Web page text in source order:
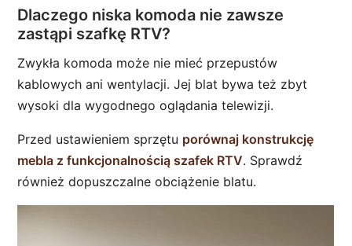
Dlaczego niska komoda nie zawsze
zastąpi szafkę RTV?
Zwykła komoda może nie mieć przepustów
kablowych ani wentylacji. Jej blat bywa też zbyt
wysoki dla wygodnego oglądania telewizji.
Przed ustawieniem sprzętu porównaj konstrukcję
mebla z funkcjonalnością szafek RTV. Sprawdź
również dopuszczalne obciążenie blatu.